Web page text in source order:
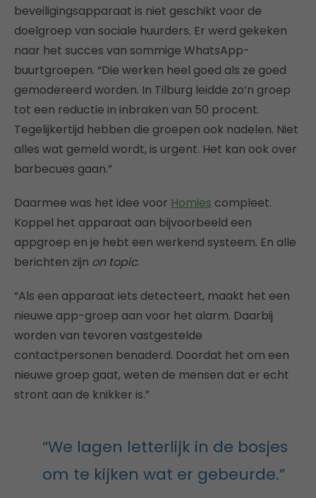
beveiligingsapparaat is niet geschikt voor de
doelgroep van sociale huurders. Er werd gekeken
naar het succes van sommige WhatsApp-
buurtgroepen. “Die werken heel goed als ze goed
gemodereerd worden. In Tilburg leidde zo’n groep
tot een reductie in inbraken van 50 procent.
Tegelijkertijd hebben die groepen ook nadelen. Niet
alles wat gemeld wordt, is urgent. Het kan ook over
barbecues gaan.”
Daarmee was het idee voor Homies compleet.
Koppel het apparaat aan bijvoorbeeld een
appgroep en je hebt een werkend systeem. En alle
berichten zijn on topic.
“Als een apparaat iets detecteert, maakt het een
nieuwe app-groep aan voor het alarm. Daarbij
worden van tevoren vastgestelde
contactpersonen benaderd. Doordat het om een
nieuwe groep gaat, weten de mensen dat er echt
stront aan de knikker is.”
“We lagen letterlijk in de bosjes
om te kijken wat er gebeurde.”